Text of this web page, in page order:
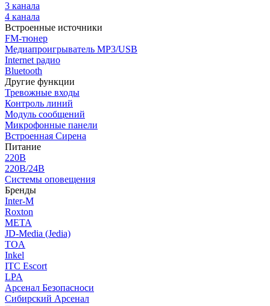
3 канала
4 канала
Встроенные источники
FM-тюнер
Медиапроигрыватель MP3/USB
Internet радио
Bluetooth
Другие функции
Тревожные входы
Контроль линий
Модуль сообщений
Микрофонные панели
Встроенная Сирена
Питание
220В
220В/24В
Системы оповещения
Бренды
Inter-M
Roxton
МЕТА
JD-Media (Jedia)
TOA
Inkel
ITC Escort
LPA
Арсенал Безопасноси
Сибирский Арсенал